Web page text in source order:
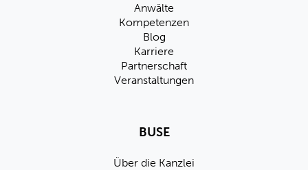
Anwälte
Kompetenzen
Blog
Karriere
Partnerschaft
Veranstaltungen
BUSE
Über die Kanzlei